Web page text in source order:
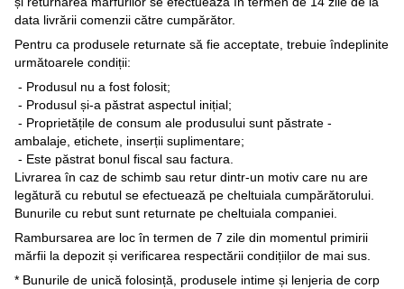
data livrării comenzii către cumpărător.
Pentru ca produsele returnate să fie acceptate, trebuie îndeplinite
următoarele condiții:
- Produsul nu a fost folosit;
- Produsul și-a păstrat aspectul inițial;
- Proprietățile de consum ale produsului sunt păstrate -
ambalaje, etichete, inserții suplimentare;
- Este păstrat bonul fiscal sau factura.
Livrarea în caz de schimb sau retur dintr-un motiv care nu are
legătură cu rebutul se efectuează pe cheltuiala cumpărătorului.
Bunurile cu rebut sunt returnate pe cheltuiala companiei.
Rambursarea are loc în termen de 7 zile din momentul primirii
mărfii la depozit și verificarea respectării condițiilor de mai sus.
* Bunurile de unică folosință, produsele intime și lenjeria de corp